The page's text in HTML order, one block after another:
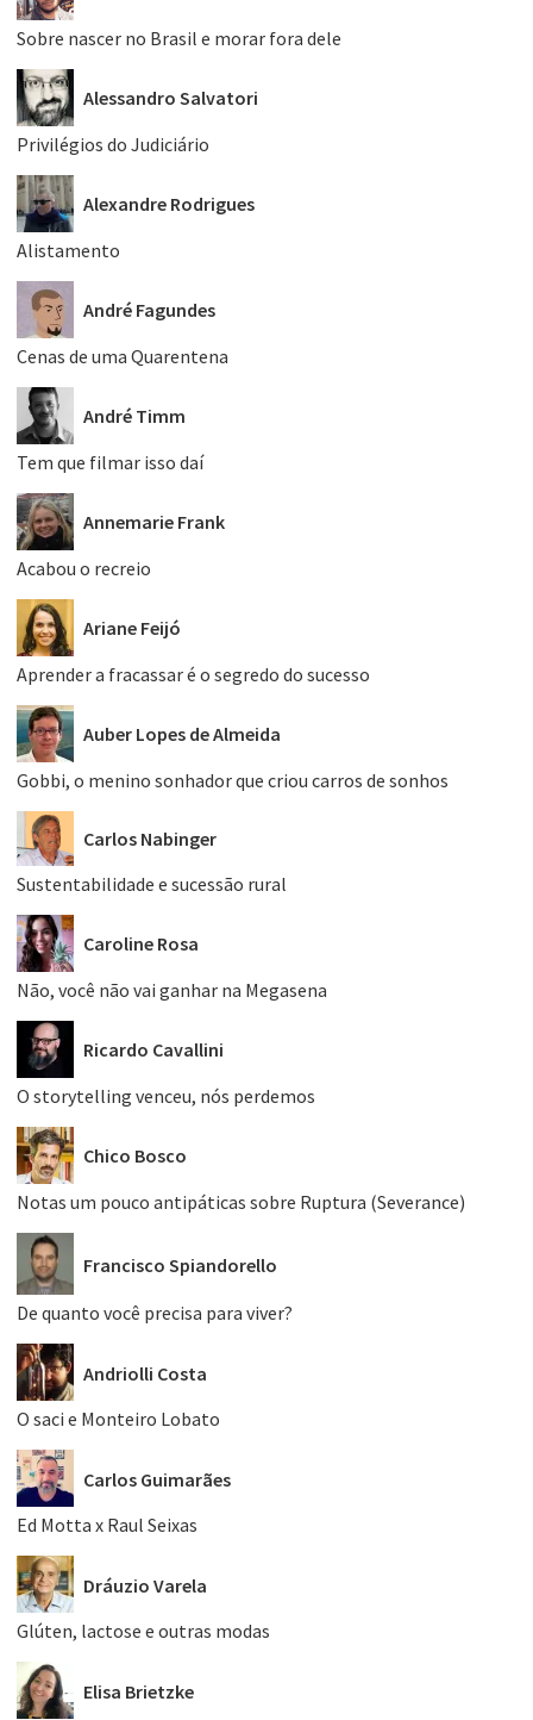
Sobre nascer no Brasil e morar fora dele
Alessandro Salvatori
Privilégios do Judiciário
Alexandre Rodrigues
Alistamento
André Fagundes
Cenas de uma Quarentena
André Timm
Tem que filmar isso daí
Annemarie Frank
Acabou o recreio
Ariane Feijó
Aprender a fracassar é o segredo do sucesso
Auber Lopes de Almeida
Gobbi, o menino sonhador que criou carros de sonhos
Carlos Nabinger
Sustentabilidade e sucessão rural
Caroline Rosa
Não, você não vai ganhar na Megasena
Ricardo Cavallini
O storytelling venceu, nós perdemos
Chico Bosco
Notas um pouco antipáticas sobre Ruptura (Severance)
Francisco Spiandorello
De quanto você precisa para viver?
Andriolli Costa
O saci e Monteiro Lobato
Carlos Guimarães
Ed Motta x Raul Seixas
Dráuzio Varela
Glúten, lactose e outras modas
Elisa Brietzke